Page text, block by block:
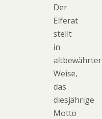
Der
Elferat
stellt
in
altbewährter
Weise,
das
diesjährige
Motto